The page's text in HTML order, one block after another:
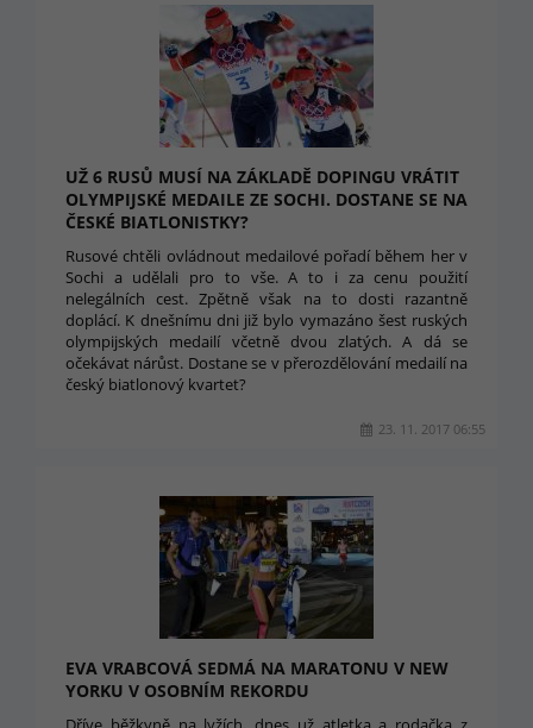
UŽ 6 RUSŮ MUSÍ NA ZÁKLADĚ DOPINGU VRÁTIT
OLYMPIJSKÉ MEDAILE ZE SOCHI. DOSTANE SE NA
ČESKÉ BIATLONISTKY?
Rusové chtěli ovládnout medailové pořadí během her v
Sochi a udělali pro to vše. A to i za cenu použití
nelegálních cest. Zpětně však na to dosti razantně
doplácí. K dnešnímu dni již bylo vymazáno šest ruských
olympijských medailí včetně dvou zlatých. A dá se
očekávat nárůst. Dostane se v přerozdělování medailí na
český biatlonový kvartet?
23. 11. 2017 06:55
EVA VRABCOVÁ SEDMÁ NA MARATONU V NEW
YORKU V OSOBNÍM REKORDU